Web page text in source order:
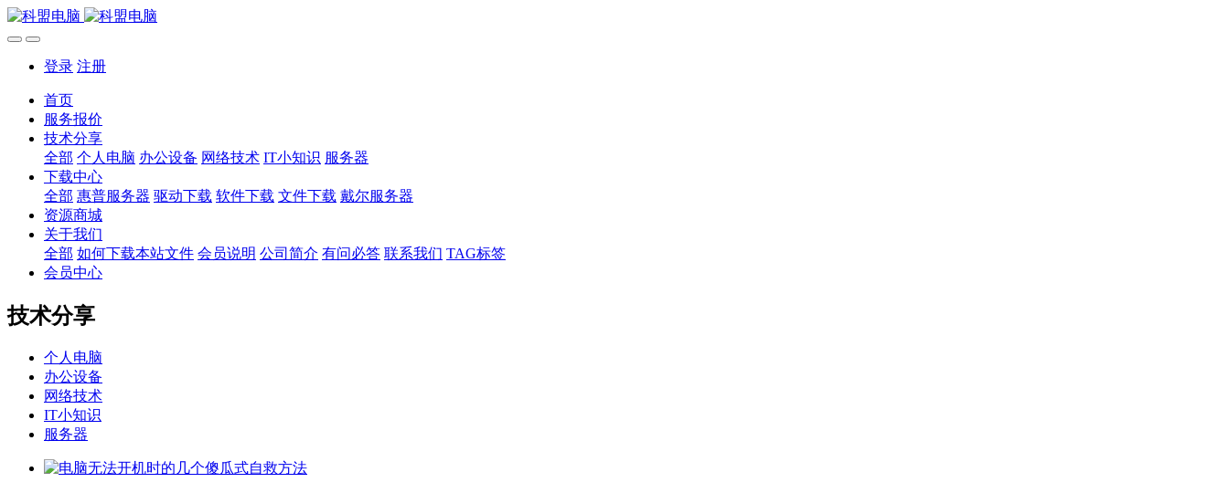
登录 注册
首页
服务报价
技术分享
全部 个人电脑 办公设备 网络技术 IT小知识 服务器
下载中心
全部 惠普服务器 驱动下载 软件下载 文件下载 戴尔服务器
资源商城
关于我们
全部 如何下载本站文件 会员说明 公司简介 有问必答 联系我们 TAG标签
会员中心
技术分享
个人电脑
办公设备
网络技术
IT小知识
服务器